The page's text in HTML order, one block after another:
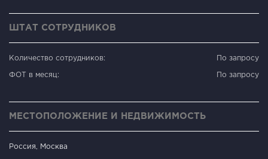
ШТАТ СОТРУДНИКОВ
Количество сотрудников: По запросу
ФОТ в месяц: По запросу
МЕСТОПОЛОЖЕНИЕ И НЕДВИЖИМОСТЬ
Россия, Москва